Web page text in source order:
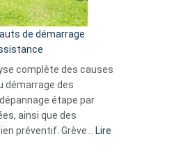
de démarrage
complète des causes
démarrage des
étape par
ainsi que des
préventif. Grève…
Lire